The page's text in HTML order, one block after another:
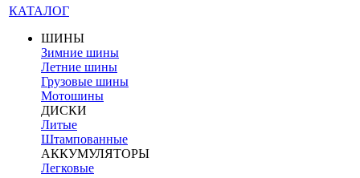
КАТАЛОГ
ШИНЫ
Зимние шины
Летние шины
Грузовые шины
Мотошины
ДИСКИ
Литые
Штампованные
АККУМУЛЯТОРЫ
Легковые